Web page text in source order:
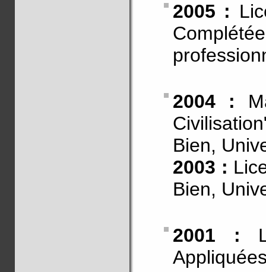
2005 :
2004 :
Bien,
2003 :
Bien,
2001 :